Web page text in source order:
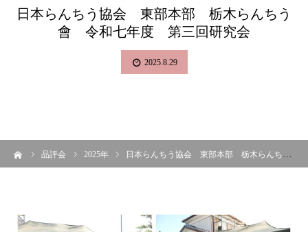
日本らんちう協会 東部本部 栃木らんちう
會 令和七年度 第三回研究会
2025.8.29
品評会 2025年 日本らんちう協会 東部本部 栃木らんちう會 令和七年度 第三回研究会